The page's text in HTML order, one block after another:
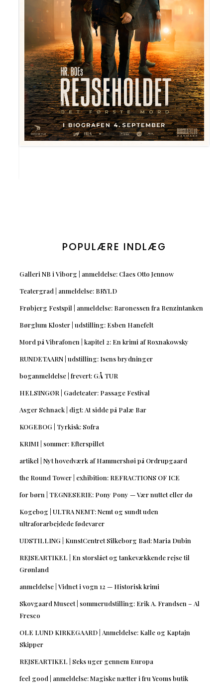
POPULÆRE INDLÆG
Galleri NB i Viborg | anmeldelse: Claes Otto Jennow
Teatergrad | anmeldelse: BRYLD
Frøbjerg Festspil | anmeldelse: Baronessen fra Benzintanken
Børglum Kloster | udstilling: Esben Hanefelt
Mord på Vibrafonen | kapitel 2: En krimi af Roxnakowsky
RUNDETAARN | udstilling: Isens brydninger
boganmeldelse | frevert: GÅ TUR
HELSINGØR | Gadeteater: Passage Festival
Asger Schnack | digt: At sidde på Palæ Bar
KOGEBOG | Tyrkisk: Sofra
KRIMI | sommer: Efterspillet
artikel | Nyt hovedværk af Hammershøi på Ordrupgaard
the Round Tower | exhibition: REFRACTIONS OF ICE
for børn | TEGNESERIE: Pony Pony — Vær nuttet eller dø
Kogebog | ULTRA NEMT: Nemt og sundt uden
ultraforarbejdede fødevarer
UDSTILLING | KunstCentret Silkeborg Bad: Maria Dubin
REJSEARTIKEL | En storslået og tankevækkende rejse til
Grønland
anmeldelse | Vidnet i vogn 12 — Historisk krimi
Skovgaard Museet | sommerudstilling: Erik A. Frandsen – Al
Fresco
OLE LUND KIRKEGAARD | Anmeldelse: Kalle og Kaptajn
Skipper
REJSEARTIKEL | Seks uger gennem Europa
feel good | anmeldelse: Magiske nætter i fru Yeoms butik